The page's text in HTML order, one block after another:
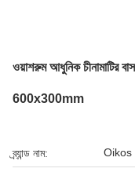
ওয়াশরুম আধুনিক চীনামাটির
600x300mm
ব্র্যান্ড নাম: Oikos